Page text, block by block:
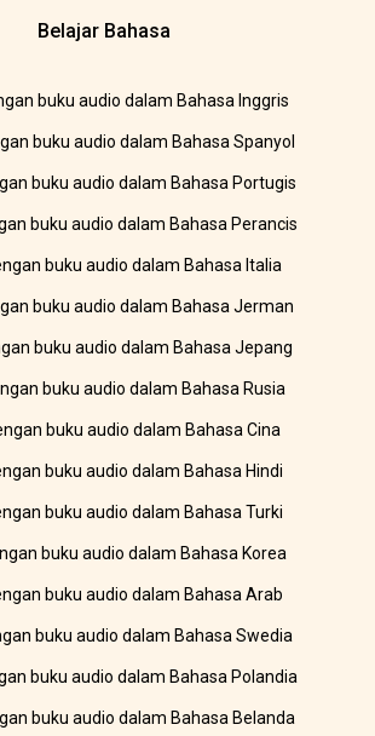
Belajar Bahasa
buku audio dalam Bahasa Inggris
buku audio dalam Bahasa Spanyol
buku audio dalam Bahasa Portugis
buku audio dalam Bahasa Perancis
buku audio dalam Bahasa Italia
buku audio dalam Bahasa Jerman
buku audio dalam Bahasa Jepang
buku audio dalam Bahasa Rusia
buku audio dalam Bahasa Cina
buku audio dalam Bahasa Hindi
buku audio dalam Bahasa Turki
buku audio dalam Bahasa Korea
buku audio dalam Bahasa Arab
buku audio dalam Bahasa Swedia
buku audio dalam Bahasa Polandia
buku audio dalam Bahasa Belanda